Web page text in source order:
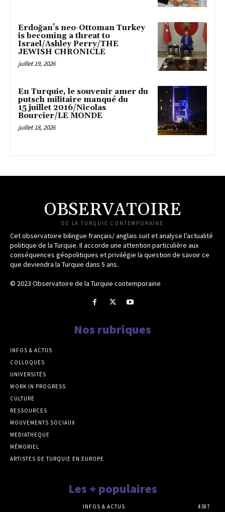
Erdoğan’s neo-Ottoman Turkey
is becoming a threat to
Israel/Ashley Perry/THE
JEWISH CHRONICLE
juillet 19, 2026
En Turquie, le souvenir amer du
putsch militaire manqué du
15 juillet 2016/Nicolas
Bourcier/LE MONDE
juillet 18, 2026
OBSERVATOIRE
DE LA TURQUIE CONTEMPORAINE
Cet observatoire bilingue français/ anglais suit et analyse l’actualité
politique de la Turquie. Il accorde une attention particulière aux
conséquences géopolitiques et privilégie la question de savoir ce
que deviendra la Turquie dans 5 ans.
© 2023 Observatoire de la Turquie contemporaine
Nos rubriques
INFOS & ACTUS
COLLOQUES
UNIVERSITÉS
WORK IN PROGRESS
CULTURE
RESSOURCES
MOUVEMENTS SOCIAUX
MEDIATHEQUE
MÉMORIEL
ARTISTES DE TURQUIE EN EUROPE
Les + populaires
INFOS & ACTUS 4387